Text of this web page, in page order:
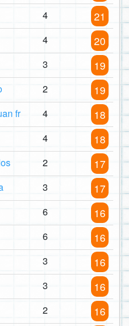
4 21
4 20
3 19
2 19
fr 4 18
4 18
2 17
3 17
6 16
6 16
3 16
3 16
2 16